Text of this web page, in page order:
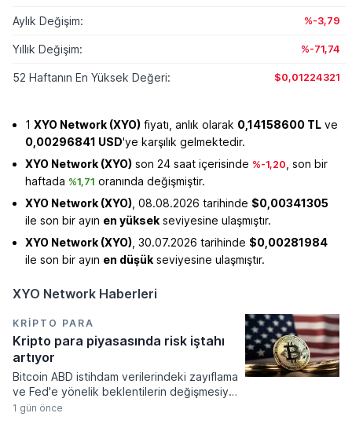
Aylık Değişim: %-3,79
Yıllık Değişim: %-71,74
52 Haftanın En Yüksek Değeri: $0,01224321
1 XYO Network (XYO) fiyatı, anlık olarak 0,14158600 TL ve
0,00296841 USD'ye karşılık gelmektedir.
XYO Network (XYO) son 24 saat içerisinde %-1,20 , son bir
haftada %1,71 oranında değişmiştir.
XYO Network (XYO) , 08.08.2026 tarihinde $0,00341305
ile son bir ayın en yüksek seviyesine ulaşmıştır.
XYO Network (XYO) , 30.07.2026 tarihinde $0,00281984
ile son bir ayın en düşük seviyesine ulaşmıştır.
XYO Network Haberleri
KRIPTO PARA
Kripto para piyasasında risk iştahı
artıyor
Bitcoin ABD istihdam verilerindeki zayıflama
ve Fed'e yönelik beklentilerin değişmesiyle
haftayı yükselişle kapattı. Kripto para
1 gün önce